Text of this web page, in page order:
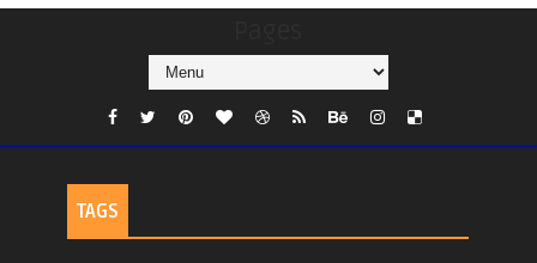
TAGS